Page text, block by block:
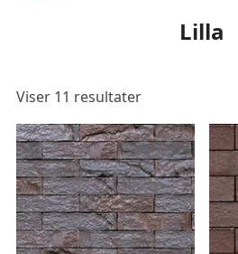
Lilla
Viser 11 resultater